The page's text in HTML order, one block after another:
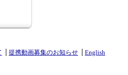
提携動画募集のお知らせ English